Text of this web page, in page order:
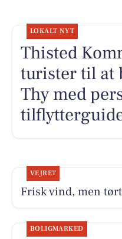
LOKALT NYT
Thisted
turister til at
Thy med
VEJRET
Frisk vind, men
BOLIGMARKED